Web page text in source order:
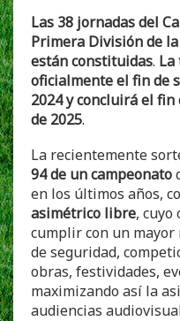
Las 38 jornadas del
Primera División de
están constituidas. La
oficialmente el fin de
2024 y concluirá el fin
de 2025.
La recientemente
94 de un campeonato
en los últimos años,
asimétrico libre,
cumplir con un mayor
de seguridad,
obras, festividades,
maximizando así la
audiencias